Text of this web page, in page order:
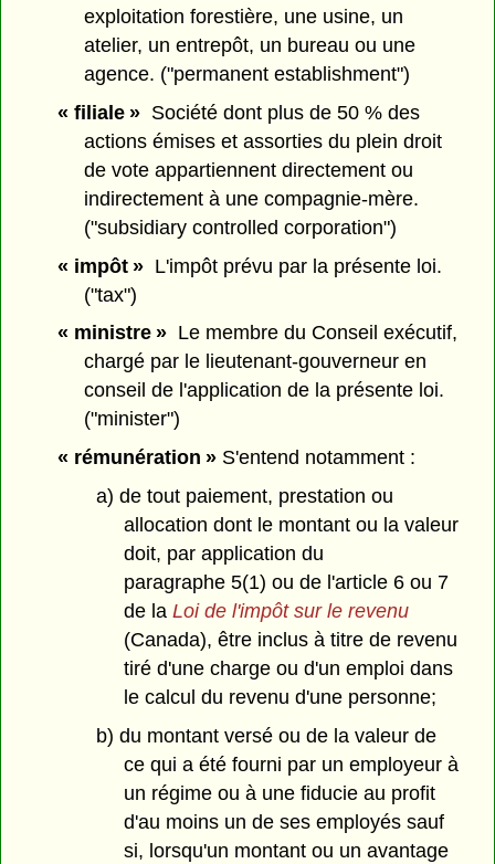
exploitation forestière, une usine, un
atelier, un entrepôt, un bureau ou une
agence. ("permanent establishment")
« filiale »Société dont plus de 50 % des
actions émises et assorties du plein droit
de vote appartiennent directement ou
indirectement à une compagnie-mère.
("subsidiary controlled corporation")
« impôt »L'impôt prévu par la présente loi.
("tax")
« ministre »Le membre du Conseil exécutif,
chargé par le lieutenant-gouverneur en
conseil de l'application de la présente loi.
("minister")
« rémunération »S'entend notamment :
a) de tout paiement, prestation ou
allocation dont le montant ou la valeur
doit, par application du
paragraphe 5(1) ou de l'article 6 ou 7
de la Loi de l'impôt sur le revenu
(Canada), être inclus à titre de revenu
tiré d'une charge ou d'un emploi dans
le calcul du revenu d'une personne;
b) du montant versé ou de la valeur de
ce qui a été fourni par un employeur à
un régime ou à une fiducie au profit
d'au moins un de ses employés sauf
si, lorsqu'un montant ou un avantage